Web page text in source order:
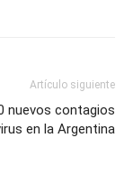
Artículo siguiente
nuevos contagios
en la Argentina